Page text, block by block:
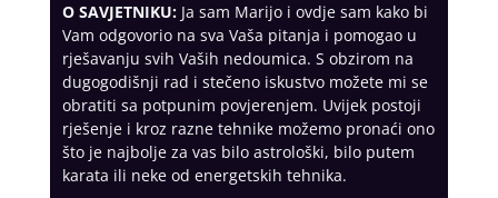
O SAVJETNIKU:Ja sam Marijo i ovdje sam kako bi
Vam odgovorio na sva Vaša pitanja i pomogao u
rješavanju svih Vaših nedoumica. S obzirom na
dugogodišnji rad i stečeno iskustvo možete mi se
obratiti sa potpunim povjerenjem. Uvijek postoji
rješenje i kroz razne tehnike možemo pronaći ono
što je najbolje za vas bilo astrološki, bilo putem
karata ili neke od energetskih tehnika.